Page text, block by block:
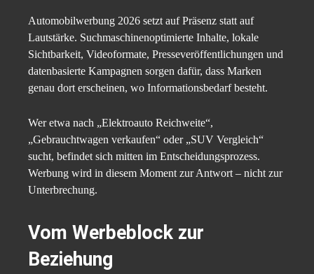
Automobilwerbung 2026 setzt auf Präsenz statt auf
Lautstärke. Suchmaschinenoptimierte Inhalte, lokale
Sichtbarkeit, Videoformate, Presseveröffentlichungen und
datenbasierte Kampagnen sorgen dafür, dass Marken
genau dort erscheinen, wo Informationsbedarf besteht.
Wer etwa nach „Elektroauto Reichweite“,
„Gebrauchtwagen verkaufen“ oder „SUV Vergleich“
sucht, befindet sich mitten im Entscheidungsprozess.
Werbung wird in diesem Moment zur Antwort – nicht zur
Unterbrechung.
Vom Werbeblock zur
Beziehung